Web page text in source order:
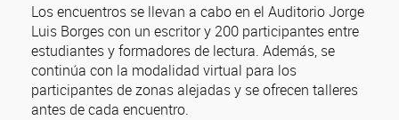
Los encuentros se llevan a cabo en el Auditorio Jorge
Luis Borges con un escritor y 200 participantes entre
estudiantes y formadores de lectura. Además, se
continúa con la modalidad virtual para los
participantes de zonas alejadas y se ofrecen talleres
antes de cada encuentro.